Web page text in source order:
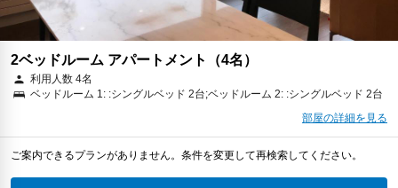
2ベッドルーム アパートメント（4名）
利用人数 4名
ベッドルーム 1: :シングルベッド 2台;ベッドルーム 2: :シングルベッド 2台
部屋の詳細を見る
ご案内できるプランがありません。条件を変更して再検索してください。